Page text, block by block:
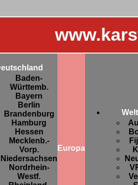
Baden-
Württemb.
Bayern
Berlin
Brandenburg
Hamburg
Hessen
Mecklenb.-
Vorp.
Niedersachsen
Nordrhein-
Westf.
Europa